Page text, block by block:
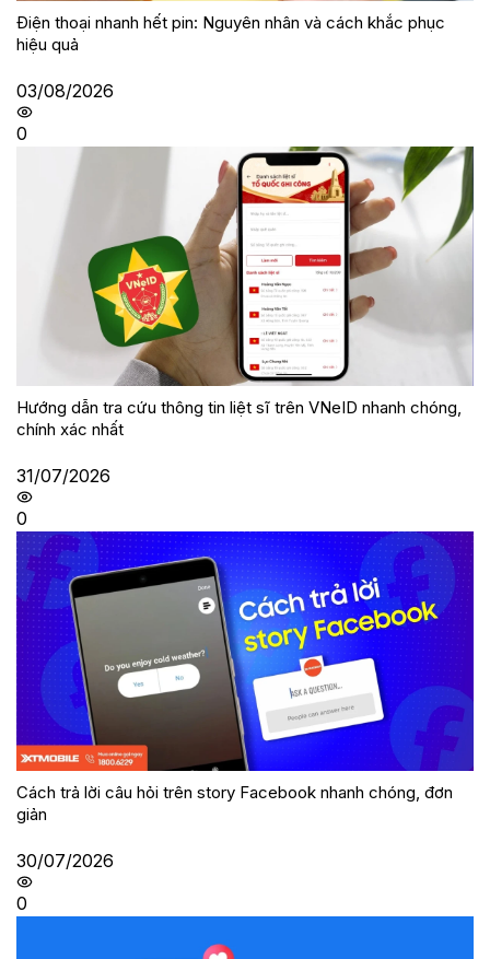
Điện thoại nhanh hết pin: Nguyên nhân và cách khắc phục
hiệu quả
03/08/2026
0
Hướng dẫn tra cứu thông tin liệt sĩ trên VNeID nhanh chóng,
chính xác nhất
31/07/2026
0
Cách trả lời câu hỏi trên story Facebook nhanh chóng, đơn
giản
30/07/2026
0